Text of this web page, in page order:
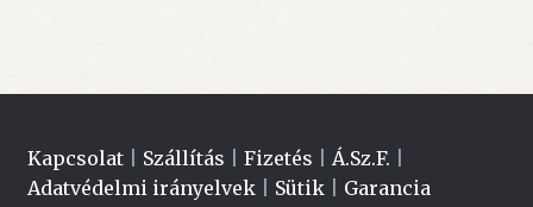
Kapcsolat| Szállítás Fizetés Á.Sz.F.
Adatvédelmi irányelvek| Sütik| Garancia